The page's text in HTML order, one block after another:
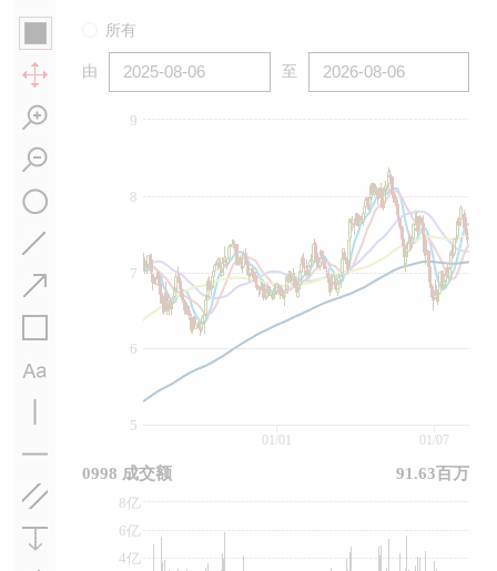
所有
由 至
6
9
5
7
8
4亿
6亿
8亿
01/07
01/01
0998 成交额 91.63百万